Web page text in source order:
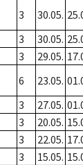
3 30.05.
3 30.05.
3 29.05.
6 23.05.
3 27.05.
3 20.05.
3 22.05.
3 15.05.